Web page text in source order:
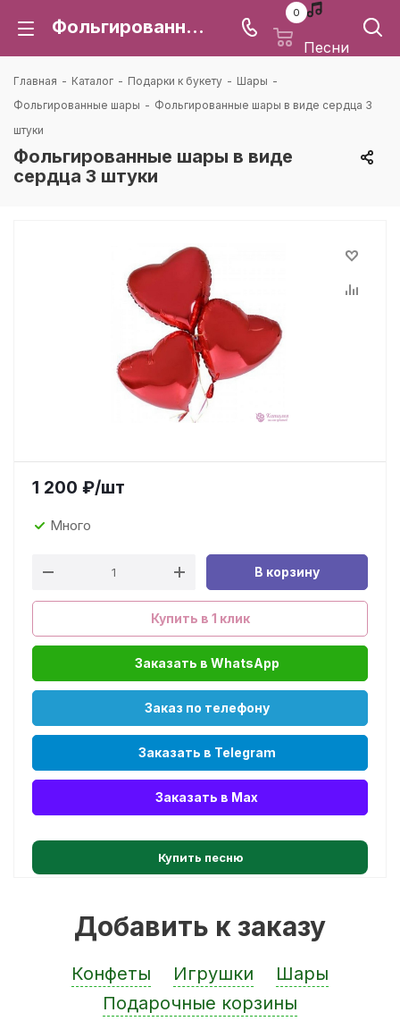
Фольгированные шары в виде сердца 3 штуки: цена и доставка в Воронеже | Каталея
0
Песни
Главная - Каталог - Подарки к букету - Шары -
Фольгированные шары - Фольгированные шары в виде сердца 3
штуки
Фольгированные шары в виде
сердца 3 штуки
1 200 ₽/шт
Много
В корзину
Купить в 1 клик
Заказать в WhatsApp
Заказ по телефону
Заказать в Telegram
Заказать в Max
Купить песню
Добавить к заказу
Конфеты Игрушки
Шары
Подарочные корзины